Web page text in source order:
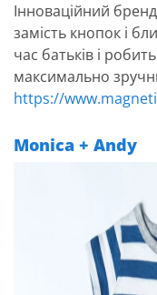
Інноваційний
замість кнопок і
час батьків і
максимально
https://
Monica + Andy